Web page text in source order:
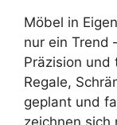
Möbel in
nur ein Trend
Präzision und
Regale,
geplant und
zeichnen sich